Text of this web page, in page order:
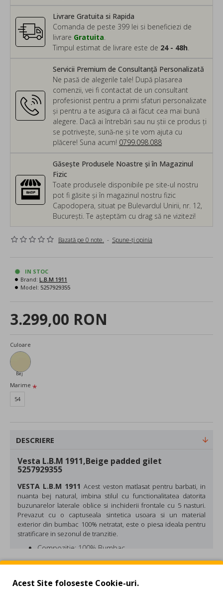
Servicii Premium de Consultanță Personalizată
Ne pasă de alegerile tale! După plasarea
comenzii, vei fi contactat de un consultant
profesionist pentru a primi sfaturi personalizate
și pentru a te asigura că ai făcut cea mai bună
alegere. Dacă ai întrebări sau nu știi ce produs ți
se potrivește, sună-ne și te vom ajuta cu
plăcere! Suna acum! 0799.098.088
Livrare Gratuita si Rapida
Comanda de peste 399 lei si beneficiezi de
livrare Gratuita
Timpul estimat de livrare este de 24 - 48h
Găsește Produsele Noastre și în Magazinul
Fizic
Toate produsele disponibile pe site-ul nostru
pot fi găsite și în magazinul nostru fizic
Capodopera, situat pe Bulevardul Unirii, nr. 12,
București. Te așteptăm cu drag să ne vizitezi!
Bazată pe 0 note. - Spune-ţi opinia
3.299,00 RON
IN STOC
Brand: L.B.M 1911
Model: 5257929355
Culoare
Bej
Marime
54
DESCRIERE
Vesta L.B.M 1911,Beige padded gilet
5257929355
VESTA L.B.M 1911Acest veston matlasat pentru barbati, in
nuanta bej natural, imbina stilul cu functionalitatea datorita
buzunarelor laterale oblice si inchiderii frontale cu 5 nasturi.
Prevazut cu o captuseala sintetica usoara si un material
exterior din bumbac 100% netratat, este o piesa ideala pentru
stratificare in sezonul de tranzitie.
Compozitie: 100% Bumbac
Culoare: Bej
Acest Site foloseste Cookie-uri.